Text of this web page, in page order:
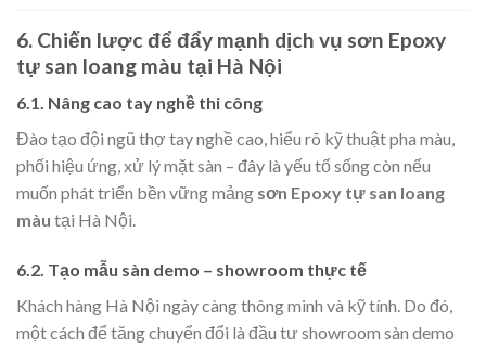
6. Chiến lược để đẩy mạnh dịch vụ sơn Epoxy
tự san loang màu tại Hà Nội
6.1. Nâng cao tay nghề thi công
Đào tạo đội ngũ thợ tay nghề cao, hiểu rõ kỹ thuật pha màu,
phối hiệu ứng, xử lý mặt sàn – đây là yếu tố sống còn nếu
muốn phát triển bền vững mảng sơn Epoxy tự san loang
màu tại Hà Nội.
6.2. Tạo mẫu sàn demo – showroom thực tế
Khách hàng Hà Nội ngày càng thông minh và kỹ tính. Do đó,
một cách để tăng chuyển đổi là đầu tư showroom sàn demo